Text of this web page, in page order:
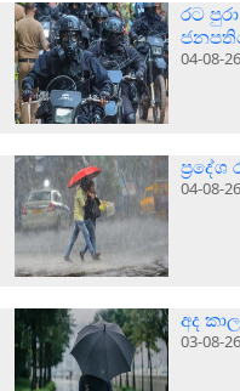
රට
04-08-26
ප්‍රදේශ
04-08-26
අද
03-08-26